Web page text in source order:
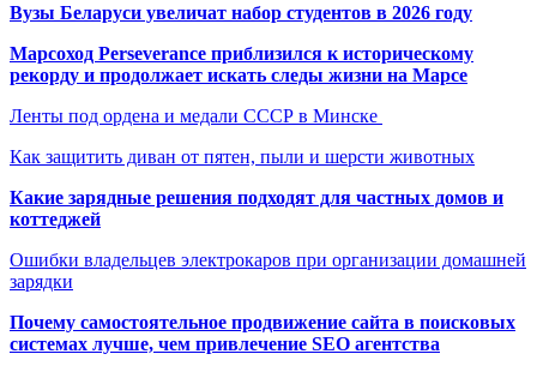
Вузы Беларуси увеличат набор студентов в 2026 году
Марсоход Perseverance приблизился к историческому
рекорду и продолжает искать следы жизни на Марсе
Ленты под ордена и медали СССР в Минске
Как защитить диван от пятен, пыли и шерсти животных
Какие зарядные решения подходят для частных домов и
коттеджей
Ошибки владельцев электрокаров при организации домашней
зарядки
Почему самостоятельное продвижение сайта в поисковых
системах лучше, чем привлечение SEO агентства